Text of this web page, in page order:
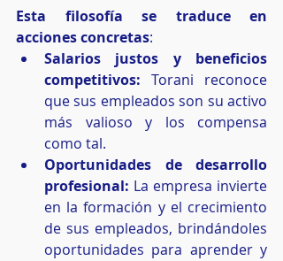
Esta filosofía se traduce en
acciones concretas:
Salarios justos y beneficios
competitivos: Torani reconoce
que sus empleados son su activo
más valioso y los compensa
como tal.
Oportunidades de desarrollo
profesional: La empresa invierte
en la formación y el crecimiento
de sus empleados, brindándoles
oportunidades para aprender y